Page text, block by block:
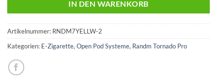
IN DEN WARENKORB
Artikelnummer: RNDM7YELLW-2
Kategorien: E-Zigarette, Open Pod Systeme, Randm Tornado Pro